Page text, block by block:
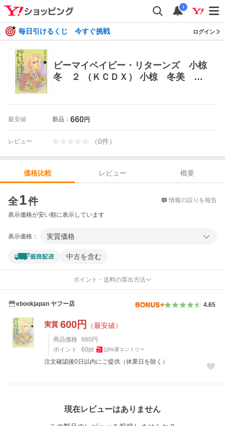
i
毎日引けるくじ 今すぐ挑戦 ログイン
ビーマイベイビー・リターンズ 小椋
冬 ２ （ＫＣＤＸ） 小椋 冬美 著
最安値 新品： 660円
レビュー （0件）
価格比較 レビュー
概要
全1件 情報の誤りを報告
表示価格が安い順に表示しています
表示価格： 実質価格
中古を含む
ポイント・送料の算出方法
ebookjapan ヤフー店 4.65
実質 600円 （最安値）
商品価格 660 円
ポイント
60pt 10%要エントリー
注文確認後0日以内にご提供（休業日を除く）
現在レビューはありません